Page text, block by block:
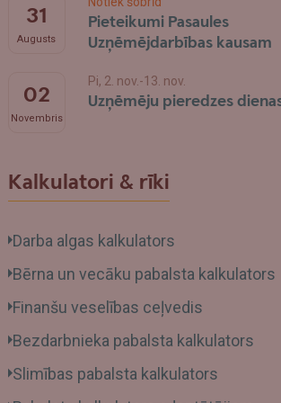
31
Augusts
Pieteikumi Pasaules
Uzņēmējdarbības kausam
02
Novembris
Pi, 2. nov.-13. nov.
Uzņēmēju pieredzes
Kalkulatori & rīki
Darba algas kalkulators
Bērna un vecāku pabalsta kalkulators
Finanšu veselības ceļvedis
Bezdarbnieka pabalsta kalkulators
Slimības pabalsta kalkulators